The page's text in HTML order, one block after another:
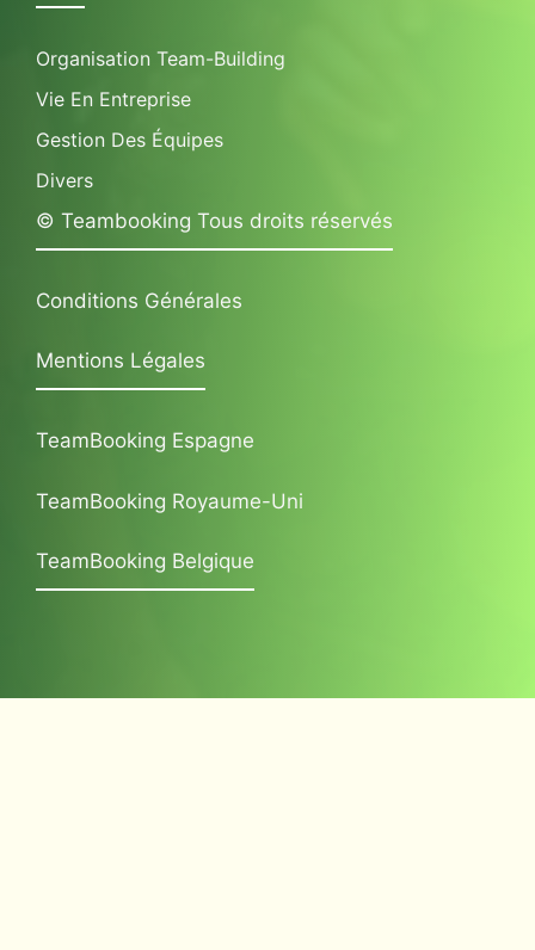
Organisation Team-Building
Vie En Entreprise
Gestion Des Équipes
Divers
© Teambooking Tous droits réservés
Conditions Générales
Mentions Légales
TeamBooking Espagne
TeamBooking Royaume-Uni
TeamBooking Belgique